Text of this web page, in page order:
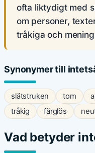
ofta liktydigt med
om personer,
tråkiga och
Synonymer till
slätstruken tom
tråkig
färglös
Vad betyder